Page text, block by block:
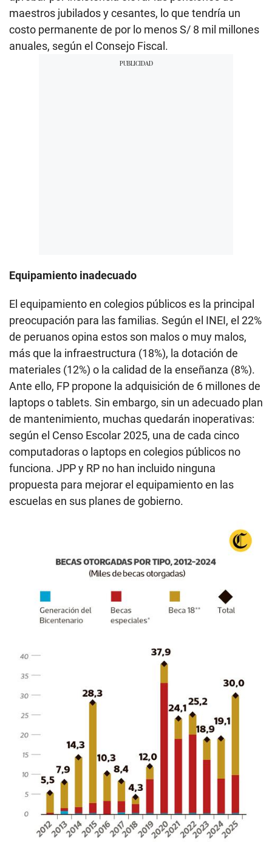
maestros jubilados y cesantes, lo que tendría un
costo permanente de por lo menos S/ 8 mil millones
anuales, según el Consejo Fiscal.
Equipamiento inadecuado
El equipamiento en colegios públicos es la principal
preocupación para las familias. Según el INEI, el 22%
de peruanos opina estos son malos o muy malos,
más que la infraestructura (18%), la dotación de
materiales (12%) o la calidad de la enseñanza (8%).
Ante ello, FP propone la adquisición de 6 millones de
laptops o tablets. Sin embargo, sin un adecuado plan
de mantenimiento, muchas quedarán inoperativas:
según el Censo Escolar 2025, una de cada cinco
computadoras o laptops en colegios públicos no
funciona. JPP y RP no han incluido ninguna
propuesta para mejorar el equipamiento en las
escuelas en sus planes de gobierno.